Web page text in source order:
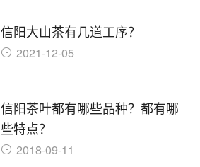
信阳大山茶有几道工序？
2021-12-05
信阳茶叶都有哪些品种？都有哪
些特点？
2018-09-11